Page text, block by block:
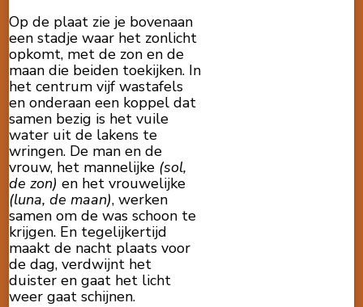
Op de plaat zie je bovenaan
een stadje waar het zonlicht
opkomt, met de zon en de
maan die beiden toekijken. In
het centrum vijf wastafels
en onderaan een koppel dat
samen bezig is het vuile
water uit de lakens te
wringen. De man en de
vrouw, het mannelijke (sol,
de zon) en het vrouwelijke
(luna, de maan), werken
samen om de was schoon te
krijgen. En tegelijkertijd
maakt de nacht plaats voor
de dag, verdwijnt het
duister en gaat het licht
weer gaat schijnen.